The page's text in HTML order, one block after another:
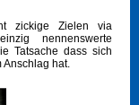
zickige Zielen via
nennenswerte
Tatsache dass sich
Anschlag hat.